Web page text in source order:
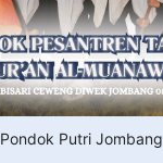
Pondok Putri Jombang